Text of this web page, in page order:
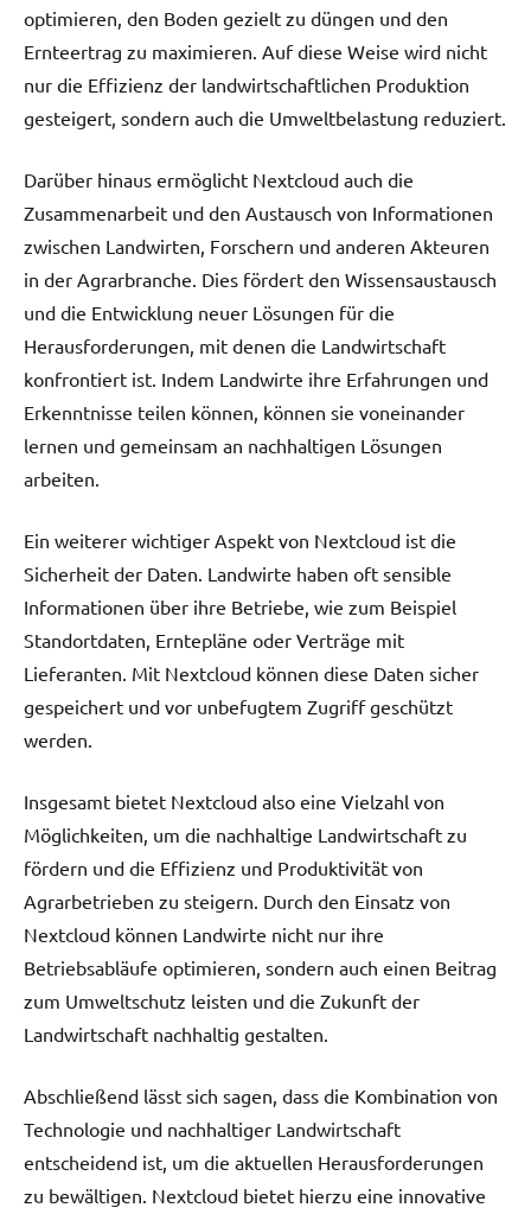
optimieren, den Boden gezielt zu düngen und den
Ernteertrag zu maximieren. Auf diese Weise wird nicht
nur die Effizienz der landwirtschaftlichen Produktion
gesteigert, sondern auch die Umweltbelastung reduziert.
Darüber hinaus ermöglicht Nextcloud auch die
Zusammenarbeit und den Austausch von Informationen
zwischen Landwirten, Forschern und anderen Akteuren
in der Agrarbranche. Dies fördert den Wissensaustausch
und die Entwicklung neuer Lösungen für die
Herausforderungen, mit denen die Landwirtschaft
konfrontiert ist. Indem Landwirte ihre Erfahrungen und
Erkenntnisse teilen können, können sie voneinander
lernen und gemeinsam an nachhaltigen Lösungen
arbeiten.
Ein weiterer wichtiger Aspekt von Nextcloud ist die
Sicherheit der Daten. Landwirte haben oft sensible
Informationen über ihre Betriebe, wie zum Beispiel
Standortdaten, Erntepläne oder Verträge mit
Lieferanten. Mit Nextcloud können diese Daten sicher
gespeichert und vor unbefugtem Zugriff geschützt
werden.
Insgesamt bietet Nextcloud also eine Vielzahl von
Möglichkeiten, um die nachhaltige Landwirtschaft zu
fördern und die Effizienz und Produktivität von
Agrarbetrieben zu steigern. Durch den Einsatz von
Nextcloud können Landwirte nicht nur ihre
Betriebsabläufe optimieren, sondern auch einen Beitrag
zum Umweltschutz leisten und die Zukunft der
Landwirtschaft nachhaltig gestalten.
Abschließend lässt sich sagen, dass die Kombination von
Technologie und nachhaltiger Landwirtschaft
entscheidend ist, um die aktuellen Herausforderungen
zu bewältigen. Nextcloud bietet hierzu eine innovative